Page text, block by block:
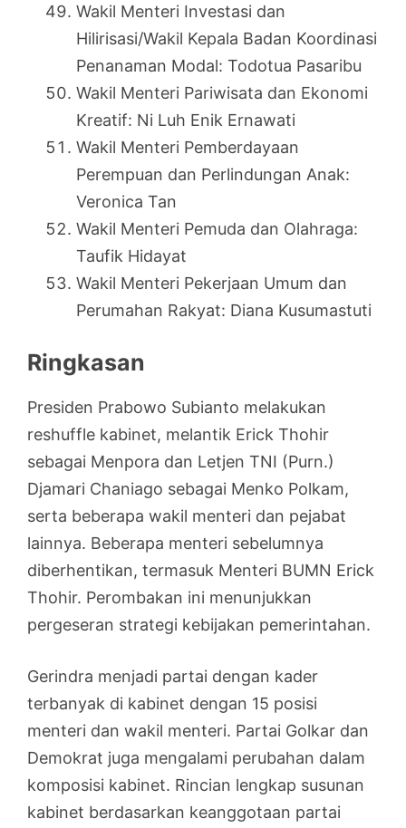
Wakil Menteri Investasi dan
Hilirisasi/Wakil Kepala Badan Koordinasi
Penanaman Modal: Todotua Pasaribu
Wakil Menteri Pariwisata dan Ekonomi
Kreatif: Ni Luh Enik Ernawati
Wakil Menteri Pemberdayaan
Perempuan dan Perlindungan Anak:
Veronica Tan
Wakil Menteri Pemuda dan Olahraga:
Taufik Hidayat
Wakil Menteri Pekerjaan Umum dan
Perumahan Rakyat: Diana Kusumastuti
Ringkasan
Presiden Prabowo Subianto melakukan
reshuffle kabinet, melantik Erick Thohir
sebagai Menpora dan Letjen TNI (Purn.)
Djamari Chaniago sebagai Menko Polkam,
serta beberapa wakil menteri dan pejabat
lainnya. Beberapa menteri sebelumnya
diberhentikan, termasuk Menteri BUMN Erick
Thohir. Perombakan ini menunjukkan
pergeseran strategi kebijakan pemerintahan.
Gerindra menjadi partai dengan kader
terbanyak di kabinet dengan 15 posisi
menteri dan wakil menteri. Partai Golkar dan
Demokrat juga mengalami perubahan dalam
komposisi kabinet. Rincian lengkap susunan
kabinet berdasarkan keanggotaan partai